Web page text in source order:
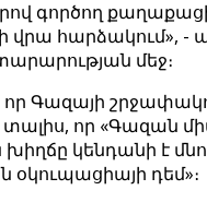
գործող
վրա հարձակում», -
մեջ։
որ Գազայի
տալիս, որ «Գազան
կենդանի է
դեմ»։